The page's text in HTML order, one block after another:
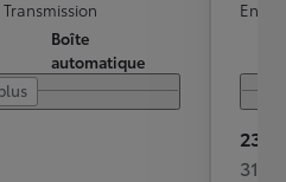
Transmission
Boîte
automatique
23
311